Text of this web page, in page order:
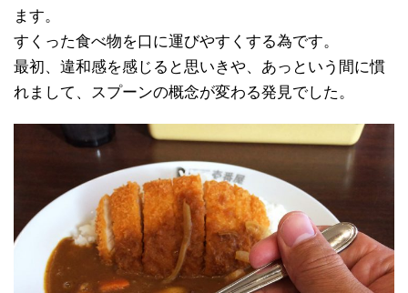
ます。
すくった食べ物を口に運びやすくする為です。
最初、違和感を感じると思いきや、あっという間に慣
れまして、スプーンの概念が変わる発見でした。